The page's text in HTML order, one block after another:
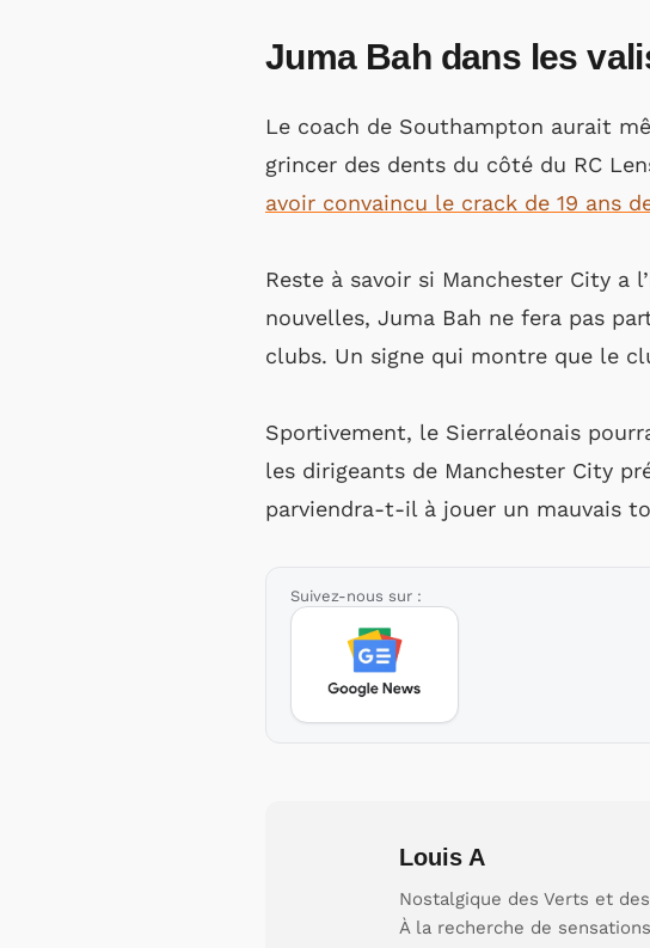
Juma Bah dans les
Le coach de Southampton aurait
grincer des dents du côté du RC
avoir convaincu le crack de 19 ans
Reste à savoir si Manchester City a
nouvelles, Juma Bah ne fera pas
clubs. Un signe qui montre que le
Sportivement, le Sierraléonais
les dirigeants de Manchester City
parviendra-t-il à jouer un mauvais
Suivez-nous sur :
Louis A
Nostalgique des Verts et
À la recherche de